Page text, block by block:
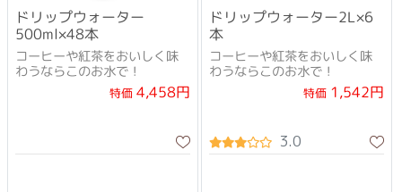
ドリップウォーター
500ml×48本
コーヒーや紅茶をおいしく味
わうならこのお水で！
特価4,458円
ドリップウォーター2L×6
本
コーヒーや紅茶をおいしく味
わうならこのお水で！
特価1,542円
3.0